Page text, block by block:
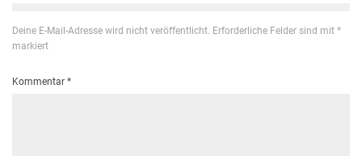
Deine E-Mail-Adresse wird nicht veröffentlicht. Erforderliche Felder sind mit *
markiert
Kommentar *